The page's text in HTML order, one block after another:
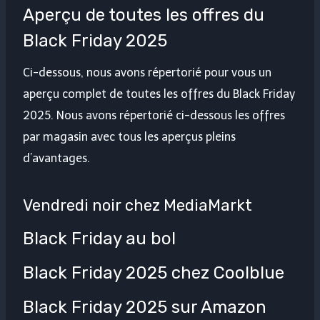
Aperçu de toutes les offres du
Black Friday 2025
Ci-dessous, nous avons répertorié pour vous un
aperçu complet de toutes les offres du Black Friday
2025. Nous avons répertorié ci-dessous les offres
par magasin avec tous les aperçus pleins
d’avantages.
Vendredi noir chez MediaMarkt
Black Friday au bol
Black Friday 2025 chez Coolblue
Black Friday 2025 sur Amazon